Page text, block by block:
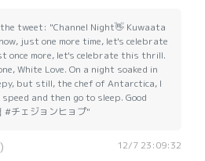
tweet: "Channel Night👋 Kuwaata
just one more time, let's celebrate
once more, let's celebrate this thrill.
White Love. On a night soaked in
but still, the chef of Antarctica, I
and then go to sleep. Good
チェジョンヒョプ"
12/7 23:09:32